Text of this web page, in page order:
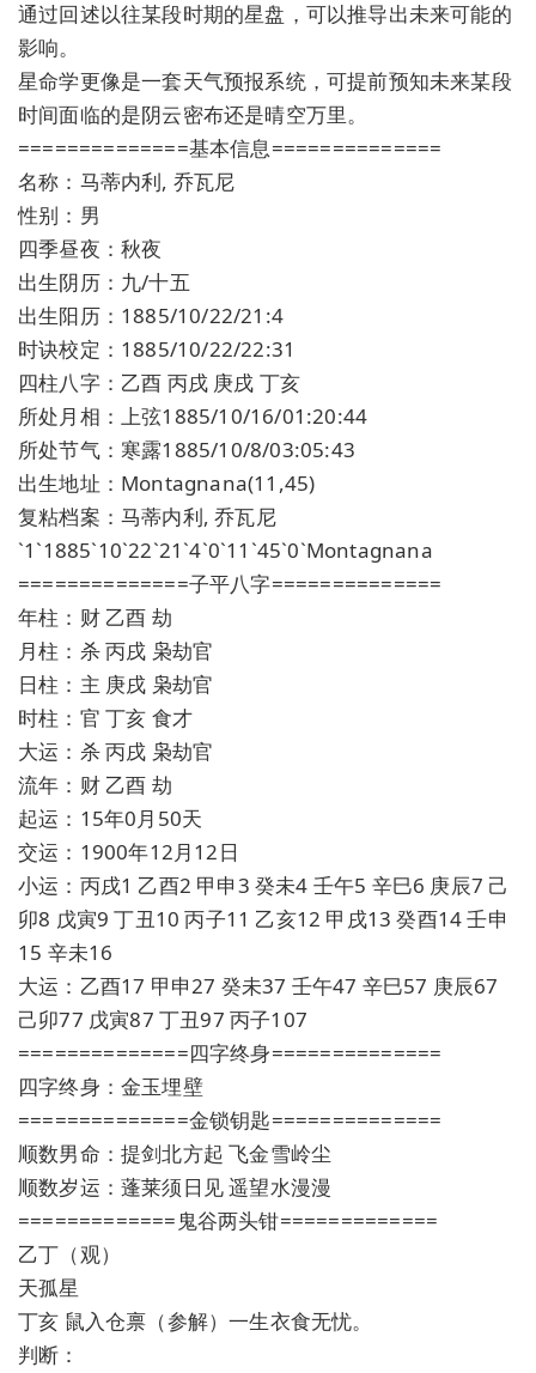
通过回述以往某段时期的星盘，可以推导出未来可能的
影响。
星命学更像是一套天气预报系统，可提前预知未来某段
时间面临的是阴云密布还是晴空万里。
==============基本信息==============
名称：马蒂内利, 乔瓦尼
性别：男
四季昼夜：秋夜
出生阴历：九/十五
出生阳历：1885/10/22/21:4
时诀校定：1885/10/22/22:31
四柱八字：乙酉 丙戌 庚戌 丁亥
所处月相：上弦1885/10/16/01:20:44
所处节气：寒露1885/10/8/03:05:43
出生地址：Montagnana(11,45)
复粘档案：马蒂内利, 乔瓦尼
`1`1885`10`22`21`4`0`11`45`0`Montagnana
==============子平八字==============
年柱：财 乙酉 劫
月柱：杀 丙戌 枭劫官
日柱：主 庚戌 枭劫官
时柱：官 丁亥 食才
大运：杀 丙戌 枭劫官
流年：财 乙酉 劫
起运：15年0月50天
交运：1900年12月12日
小运：丙戌1 乙酉2 甲申3 癸未4 壬午5 辛巳6 庚辰7 己
卯8 戊寅9 丁丑10 丙子11 乙亥12 甲戌13 癸酉14 壬申
15 辛未16
大运：乙酉17 甲申27 癸未37 壬午47 辛巳57 庚辰67
己卯77 戊寅87 丁丑97 丙子107
==============四字终身==============
四字终身：金玉埋壁
==============金锁钥匙==============
顺数男命：提剑北方起 飞金雪岭尘
顺数岁运：蓬莱须日见 遥望水漫漫
=============鬼谷两头钳=============
乙丁（观）
天孤星
丁亥 鼠入仓禀（参解）一生衣食无忧。
判断：